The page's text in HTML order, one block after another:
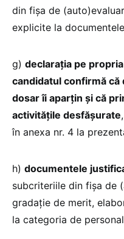
din fişa de
explicite la
g) declaraţia pe
candidatul confirmă
dosar îi aparţin şi că
activităţile desfăşurate
în anexa nr. 4 la
h) documentele
subcriteriile din fişa de
gradaţie de merit,
la categoria de